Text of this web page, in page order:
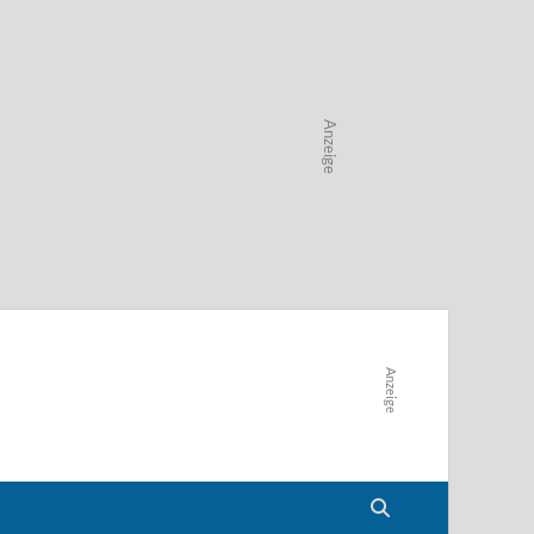
Anzeige
Anzeige